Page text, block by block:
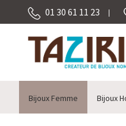
01 30 61 11 23
Bijoux Femme Bijoux